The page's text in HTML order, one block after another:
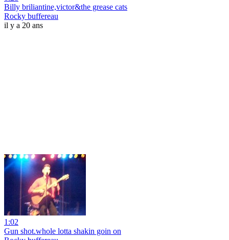
Billy briliantine,victor&the grease cats
Rocky buffereau
il y a 20 ans
1:02
Gun shot.whole lotta shakin goin on